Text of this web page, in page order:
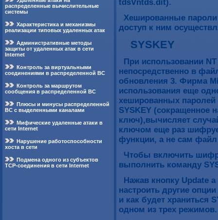
распределенные вычислительные
системы
Характеристика и механизмы
реализации типовых удаленных атак
Административные методы
защиты от удаленных атак в сети
Internet
Контроль за виртуальными
соединениями в распределенной ВС
Контроль за маршрутом
сообщения в распределенной ВС
Плюсы и минусы распределенной
ВС с выделенными каналами
Мифические удаленные атаки в
сети Internet
Нарушение работоспособности
хоста в сети
Подмена одного из субъектов
TCP-соединения в сети Internet
tdsVntds.dit).
Хешированные
доступ к ним
SYSKEY
При использовании
непосредственно в
обновления 3. Фирма
использования еще
хешированных паролей
SYSKEY (сокращенное
ключ),вычисляет
ключом еще раз
функции, а не сам файл
Чтобы включить
выполнить команду
Нажав кнопку Update
настроить другие
и как будет храниться
одном из трех режимов.